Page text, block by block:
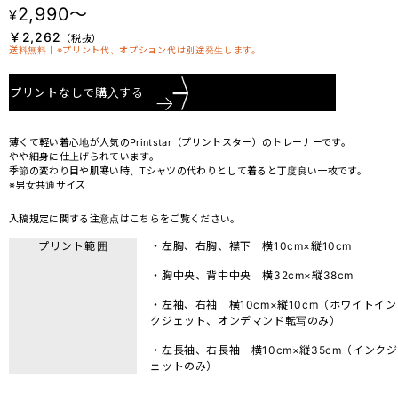
¥2,990～
￥2,262
送料無料丨※プリント代、オプション代は別途発生します。
プリントなしで購入する
薄くて軽い着心地が人気のPrintstar（プリントスター）のトレーナーです。
やや細身に仕上げられています。
季節の変わり目や肌寒い時、Tシャツの代わりとして着ると丁度良い一枚です。
※男女共通サイズ
入稿規定に関する注意点は こちら をご覧ください。
プリント範囲 ・左胸、右胸、襟下 横10cm×縦10cm
・胸中央、背中中央 横32cm×縦38cm
・左袖、右袖 横10cm×縦10cm（ホワイトイン
クジェット、オンデマンド転写のみ）
・左長袖、右長袖 横10cm×縦35cm（インクジ
ェットのみ）